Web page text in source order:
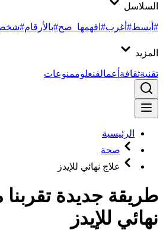
السلاسل
#أبسط#أغرب#افهمها_صح#بالأرقام
المزيد
تقنيةثقافةأعمالفنعلوممنوعات
الرئيسية
صحة
علاج نهائي للإيدز
طريقة جديدة
نهائي للإيدز